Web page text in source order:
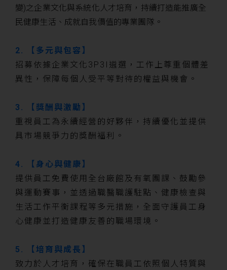
變)之企業文化與系統化人才培育，持續打造能推廣全
民健康生活、成就自我價值的專業團隊。
2. 【多元與包容】
招募依據企業文化3P3I遴選，工作上尊重個體差
異性，保障每個人受平等對待的權益與機會。
3. 【獎酬與激勵】
重視員工為永續經營的好夥伴，持續優化並提供
具市場競爭力的獎酬福利。
4. 【身心與健康】
提供員工免費使用全台廠館及有氧團課、鼓勵參
與運動賽事，並透過職醫職護駐點、健康檢查與
生活工作平衡課程等多元措施，全面守護員工身
心健康並打造健康友善的職場環境。
5. 【培育與成長】
致力於人才培育，確保在職員工依照個人特質與